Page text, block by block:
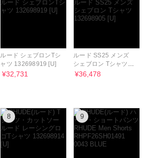
ルード シェブロンTシ
ャツ 132698919 [U]
¥32,731
ルード SS25 メンズ
シェブロン Tシャツ
132698905 [U]
¥36,478
8 9